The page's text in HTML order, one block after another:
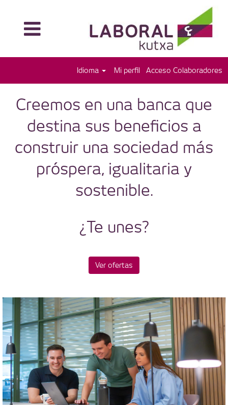
Idioma Mi perfil Acceso Colaboradores
Creemos en una banca que
destina sus beneficios a
construir una sociedad más
próspera, igualitaria y
sostenible.
¿Te unes?
Ver ofertas